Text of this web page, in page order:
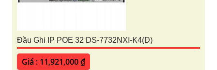
Đầu Ghi IP POE 32 DS-7732NXI-K4(D)
Giá : 11,921,000 ₫